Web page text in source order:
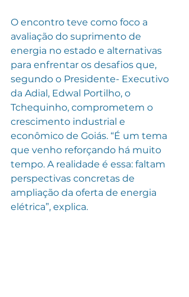
O encontro teve como foco a
avaliação do suprimento de
energia no estado e alternativas
para enfrentar os desafios que,
segundo o Presidente- Executivo
da Adial, Edwal Portilho, o
Tchequinho, comprometem o
crescimento industrial e
econômico de Goiás. “É um tema
que venho reforçando há muito
tempo. A realidade é essa: faltam
perspectivas concretas de
ampliação da oferta de energia
elétrica”, explica.